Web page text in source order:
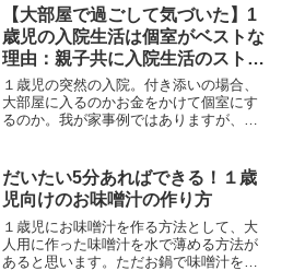
間を過ごすことになりました。双子育児
で多くのことを経験していたつもりでし
たが、この経験を通して、改めて夫婦二
人三脚の大切さを痛感しました。
【大部屋で過ごして気づいた】1
歳児の入院生活は個室がベストな
理由：親子共に入院生活のストレ
ス緩和になりました。
１歳児の突然の入院。付き添いの場合、
大部屋に入るのかお金をかけて個室にす
るのか。我が家事例ではありますが、１
のストレス軽減のため、１歳児期は個室
がベストだという結論に至りました。
だいたい5分あればできる！１歳
児向けのお味噌汁の作り方
１歳児にお味噌汁を作る方法として、大
人用に作った味噌汁を水で薄める方法が
あると思います。ただお鍋で味噌汁を毎